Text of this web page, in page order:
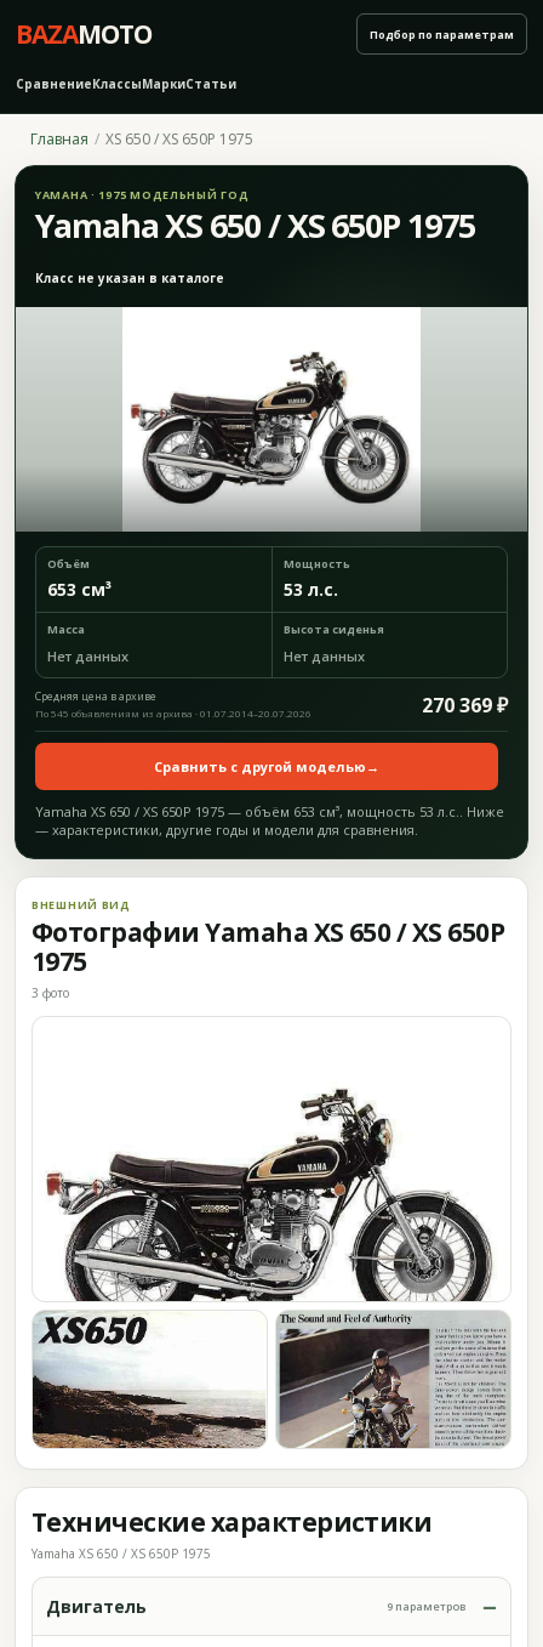
BAZAMOTO
СравнениеКлассыМаркиСтатьи
Подбор по параметрам
Главная XS 650 / XS 650P 1975
YAMAHA · 1975 МОДЕЛЬНЫЙ ГОД
Yamaha XS 650 / XS 650P 1975
Класс не указан в каталоге
Объём
653 см³
Мощность
53 л.с.
Масса
Нет данных
Высота сиденья
Нет данных
Средняя цена в архиве 270 369 ₽
По 545 объявлениям из архива · 01.07.2014–20.07.2026
Сравнить с другой моделью →
Yamaha XS 650 / XS 650P 1975 — объём 653 см³, мощность 53 л.с.. Ниже
— характеристики, другие годы и модели для сравнения.
ВНЕШНИЙ ВИД
Фотографии Yamaha XS 650 / XS 650P
1975
3 фото
Технические характеристики
Yamaha XS 650 / XS 650P 1975
Двигатель 9 параметров